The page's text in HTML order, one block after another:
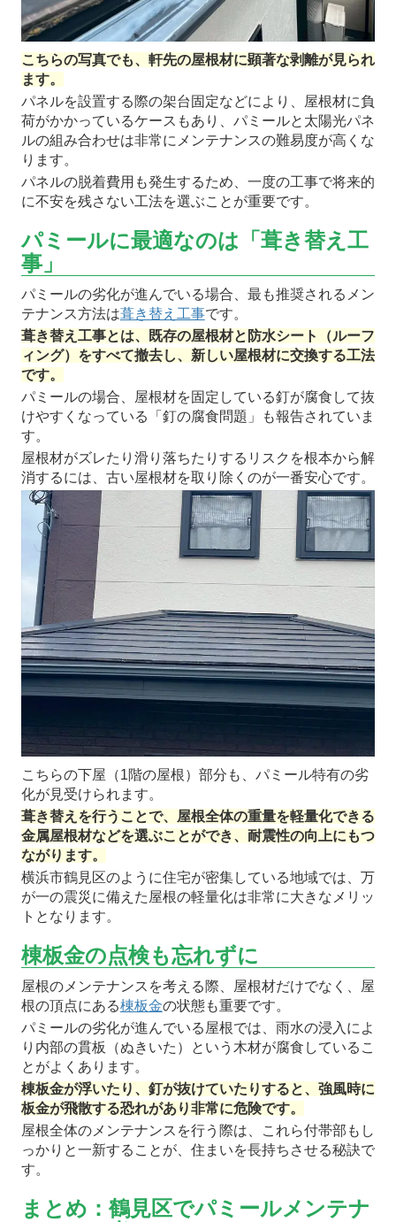
こちらの写真でも、軒先の屋根材に顕著な剥離が見られ
ます。
パネルを設置する際の架台固定などにより、屋根材に負
荷がかかっているケースもあり、パミールと太陽光パネ
ルの組み合わせは非常にメンテナンスの難易度が高くな
ります。
パネルの脱着費用も発生するため、一度の工事で将来的
に不安を残さない工法を選ぶことが重要です。
パミールに最適なのは「葺き替え工
事」
パミールの劣化が進んでいる場合、最も推奨されるメン
テナンス方法は葺き替え工事です。
葺き替え工事とは、既存の屋根材と防水シート（ルーフ
ィング）をすべて撤去し、新しい屋根材に交換する工法
です。
パミールの場合、屋根材を固定している釘が腐食して抜
けやすくなっている「釘の腐食問題」も報告されていま
す。
屋根材がズレたり滑り落ちたりするリスクを根本から解
消するには、古い屋根材を取り除くのが一番安心です。
こちらの下屋（1階の屋根）部分も、パミール特有の劣
化が見受けられます。
葺き替えを行うことで、屋根全体の重量を軽量化できる
金属屋根材などを選ぶことができ、耐震性の向上にもつ
ながります。
横浜市鶴見区のように住宅が密集している地域では、万
が一の震災に備えた屋根の軽量化は非常に大きなメリッ
トとなります。
棟板金の点検も忘れずに
屋根のメンテナンスを考える際、屋根材だけでなく、屋
根の頂点にある棟板金の状態も重要です。
パミールの劣化が進んでいる屋根では、雨水の浸入によ
り内部の貫板（ぬきいた）という木材が腐食しているこ
とがよくあります。
棟板金が浮いたり、釘が抜けていたりすると、強風時に
板金が飛散する恐れがあり非常に危険です。
屋根全体のメンテナンスを行う際は、これら付帯部もし
っかりと一新することが、住まいを長持ちさせる秘訣で
す。
まとめ：鶴見区でパミールメンテナ